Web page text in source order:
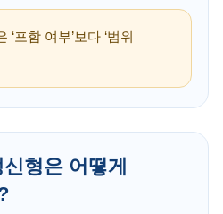
포함 여부’보다 ‘범위
형은 어떻게